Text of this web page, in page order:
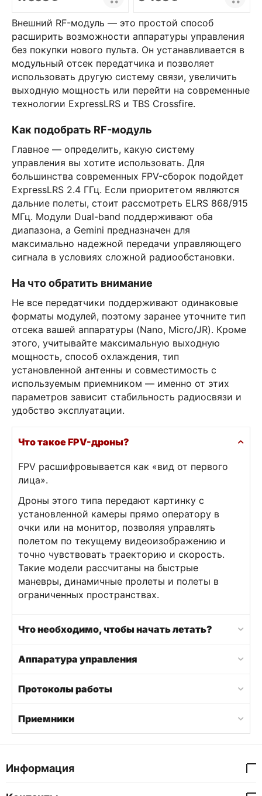
Внешний RF-модуль — это простой способ
расширить возможности аппаратуры управления
без покупки нового пульта. Он устанавливается в
модульный отсек передатчика и позволяет
использовать другую систему связи, увеличить
выходную мощность или перейти на современные
технологии ExpressLRS и TBS Crossfire.
Как подобрать RF-модуль
Главное — определить, какую систему
управления вы хотите использовать. Для
большинства современных FPV-сборок подойдет
ExpressLRS 2.4 ГГц. Если приоритетом являются
дальние полеты, стоит рассмотреть ELRS 868/915
МГц. Модули Dual-band поддерживают оба
диапазона, а Gemini предназначен для
максимально надежной передачи управляющего
сигнала в условиях сложной радиообстановки.
На что обратить внимание
Не все передатчики поддерживают одинаковые
форматы модулей, поэтому заранее уточните тип
отсека вашей аппаратуры (Nano, Micro/JR). Кроме
этого, учитывайте максимальную выходную
мощность, способ охлаждения, тип
установленной антенны и совместимость с
используемым приемником — именно от этих
параметров зависит стабильность радиосвязи и
удобство эксплуатации.
Что такое FPV-дроны?
FPV расшифровывается как «вид от первого
лица».
Дроны этого типа передают картинку с
установленной камеры прямо оператору в
очки или на монитор, позволяя управлять
полетом по текущему видеоизображению и
точно чувствовать траекторию и скорость.
Такие модели рассчитаны на быстрые
маневры, динамичные пролеты и полеты в
ограниченных пространствах.
Что необходимо, чтобы начать летать?
Аппаратура управления
Протоколы работы
Приемники
Информация